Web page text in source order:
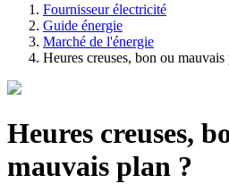
Fournisseur électricité
Guide énergie
Marché de l'énergie
Heures creuses, bon ou mauvais
Heures creuses,
mauvais plan ?